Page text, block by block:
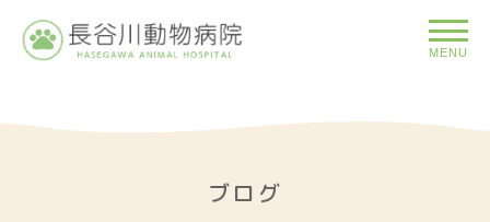
MENU
ブログ